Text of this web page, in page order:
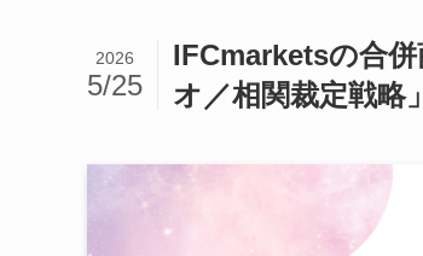
IFCmarketsの合
オ／相関裁定戦略」
2026
5/25